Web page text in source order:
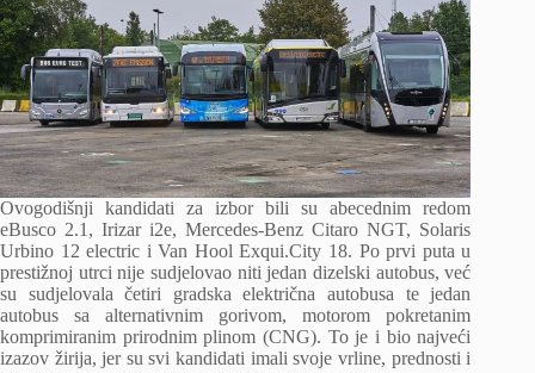
Ovogodišnji kandidati za izbor bili su abecednim redom
eBusco 2.1, Irizar i2e, Mercedes-Benz Citaro NGT, Solaris
Urbino 12 electric i Van Hool Exqui.City 18. Po prvi puta u
prestižnoj utrci nije sudjelovao niti jedan dizelski autobus, već
su sudjelovala četiri gradska električna autobusa te jedan
autobus sa alternativnim gorivom, motorom pokretanim
komprimiranim prirodnim plinom (CNG). To je i bio najveći
izazov žirija, jer su svi kandidati imali svoje vrline, prednosti i